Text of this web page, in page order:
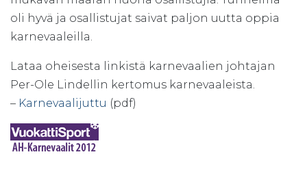
oli hyvä ja osallistujat saivat paljon uutta oppia
karnevaaleilla.
Lataa oheisesta linkistä karnevaalien johtajan
Per-Ole Lindellin kertomus karnevaaleista.
– Karnevaalijuttu (pdf)